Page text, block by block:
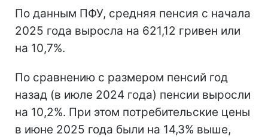
По данным ПФУ, средняя пенсия с начала
2025 года выросла на 621,12 гривен или
на 10,7%.
По сравнению с размером пенсий год
назад (в июле 2024 года) пенсии выросли
на 10,2%. При этом потребительские цены
в июне 2025 года были на 14,3% выше,